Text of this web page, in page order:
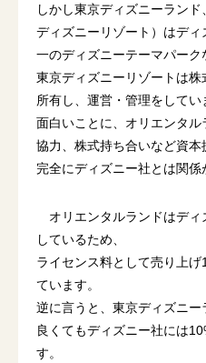
しかし東京ディズニーラン
ディズニーリゾート）はデ
一のディズニーテーマパーク
東京ディズニーリゾートは
所有し、運営・管理をしてい
面白いことに、オリエンタ
協力、株式持ち合いなど資本
完全にディズニー社とは関係
オリエンタルランドはデ
しているため、
ライセンス料として売り上
ています。
逆に言うと、東京ディズニ
良くてもディズニー社には
す。